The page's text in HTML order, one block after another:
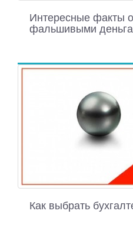
Интересные факты
фальшивыми
Как выбрать